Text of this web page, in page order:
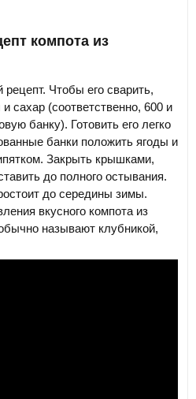
компота из
Чтобы его сварить,
сахар (соответственно, 600 и
банку). Готовить его легко
банки положить ягоды и
Закрыть крышками,
до полного остывания.
до середины зимы.
вкусного компота из
называют клубникой,